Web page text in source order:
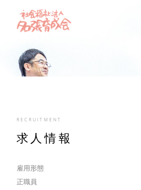
RECRUITMENT
求人情報
雇用形態
正職員